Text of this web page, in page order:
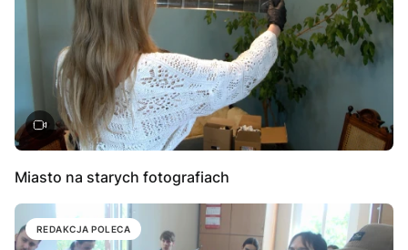
Miasto na starych fotografiach
REDAKCJA POLECA